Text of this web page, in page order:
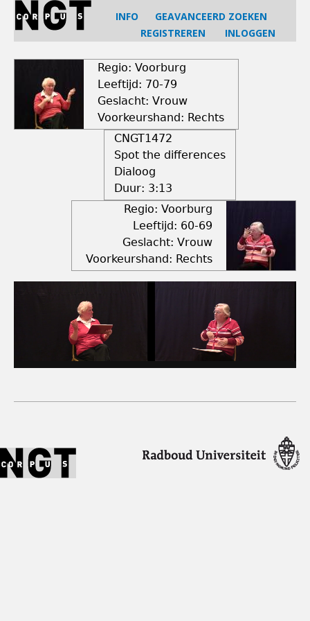
Jump
navigation
INFO
GEAVANCEERD ZOEKEN
REGISTREREN
INLOGGEN
Regio: Voorburg
Leeftijd: 70-79
Geslacht: Vrouw
Voorkeurshand: Rechts
CNGT1472
Spot the differences
Dialoog
Duur: 3:13
Regio: Voorburg
Leeftijd: 60-69
Geslacht: Vrouw
Voorkeurshand: Rechts